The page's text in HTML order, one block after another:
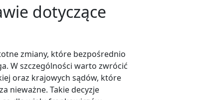
dotyczące
zmiany, które bezpośrednio
W szczególności warto zwrócić
oraz krajowych sądów, które
nieważne. Takie decyzje